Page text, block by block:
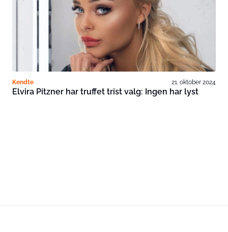
Kendte 21. oktober 2024
Elvira Pitzner har truffet trist valg: Ingen har lyst